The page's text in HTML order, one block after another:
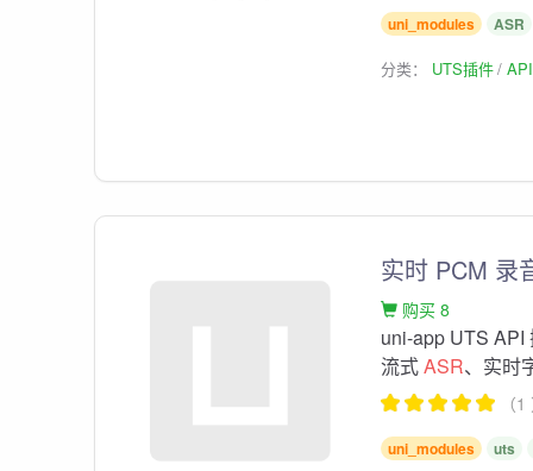
uni_modules ASR
分类： UTS插件
实时 PCM 录
购买 8
uni-app UTS API
流式ASR、实时
（
uni_modules uts